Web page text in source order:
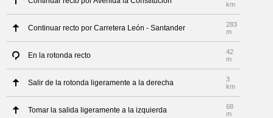
km
Continuar recto por Carretera León - Santander
283
m
En la rotonda recto
42
m
Salir de la rotonda ligeramente a la derecha
3
km
Tomar la salida ligeramente a la izquierda
68
m